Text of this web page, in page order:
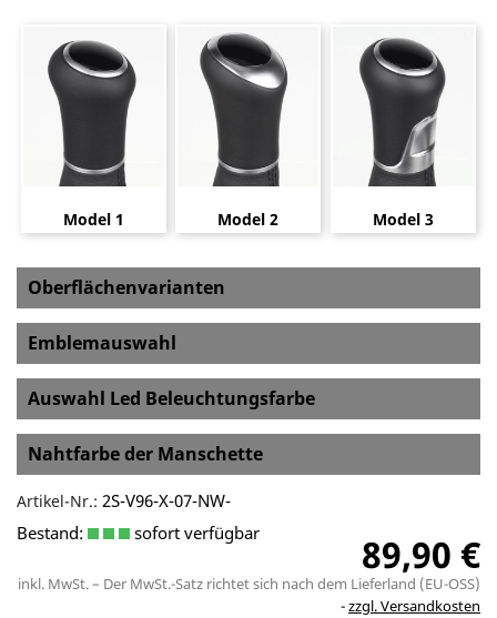
Model 1 Model 2 Model 3
Oberflächenvarianten
Emblemauswahl
Auswahl Led Beleuchtungsfarbe
Nahtfarbe der Manschette
Artikel-Nr.: 2S-V96-X-07-NW-
Bestand:
sofort verfügbar 89,90 €
inkl. MwSt. – Der MwSt.-Satz richtet sich nach dem Lieferland (EU-OSS)
zzgl. Versandkosten